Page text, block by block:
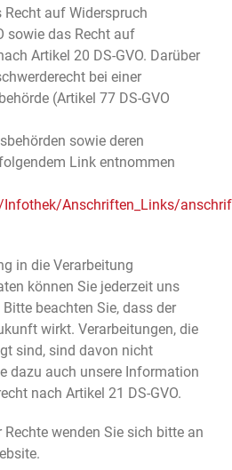
Recht auf Widerspruch
sowie das Recht auf
Artikel 20 DS-GVO. Darüber
bei einer
(Artikel 77 DS-GVO
sowie deren
Link entnommen
Anschriften_Links/
in die Verarbeitung
können Sie jederzeit uns
beachten Sie, dass der
wirkt. Verarbeitungen, die
sind, sind davon nicht
dazu auch unsere Information
nach Artikel 21 DS-GVO.
Rechte wenden Sie sich bitte an